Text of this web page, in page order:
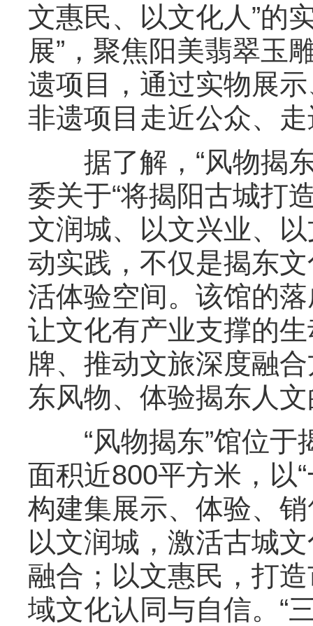
文惠民、以文化人”的
展”，聚焦阳美翡翠玉
遗项目，通过实物展
非遗项目走近公众、
据了解，“风物揭东
委关于“将揭阳古城打
文润城、以文兴业、
动实践，不仅是揭东
活体验空间。该馆的
让文化有产业支撑的
牌、推动文旅深度融
东风物、体验揭东人
“风物揭东”馆位于
面积近800平方米，以
构建集展示、体验、
以文润城，激活古城
融合；以文惠民，打
域文化认同与自信。“